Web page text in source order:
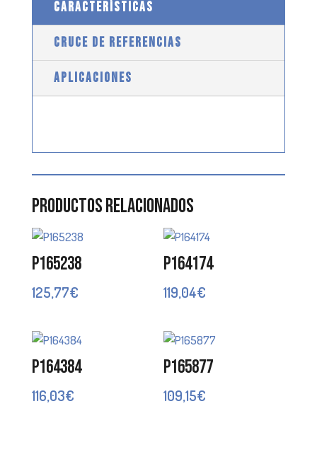
CARACTERÍSTICAS
CRUCE DE REFERENCIAS
APLICACIONES
Productos relacionados
P165238
125,77€
P164174
119,04€
P164384
116,03€
P165877
109,15€